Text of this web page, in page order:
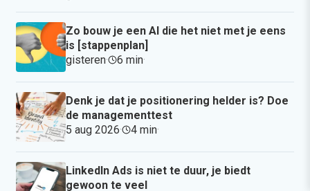
Zo bouw je een AI die het niet met je eens
is [stappenplan]
gisteren· 6 min·
Denk je dat je positionering helder is? Doe
de managementtest
5 aug 2026· 4 min·
LinkedIn Ads is niet te duur, je biedt
gewoon te veel